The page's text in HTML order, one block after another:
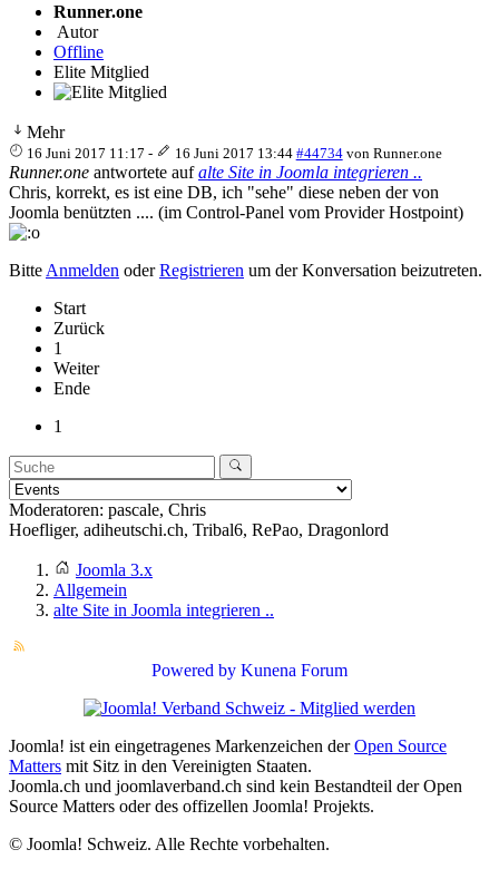
Runner.one
Autor
Offline
Elite Mitglied
Mehr
16 Juni 2017 11:17 - 16 Juni 2017 13:44 #44734 von Runner.one
Runner.one antwortete aufalte Site in Joomla integrieren ..
Chris, korrekt, es ist eine DB, ich "sehe" diese neben der von
Joomla benützten .... (im Control-Panel vom Provider Hostpoint)
Bitte Anmelden oderRegistrieren um der Konversation beizutreten.
Start
Zurück
1
Weiter
Ende
1
Moderatoren: pascale, Chris
Hoefliger, adiheutschi.ch, Tribal6, RePao, Dragonlord
Joomla 3.x
Allgemein
alte Site in Joomla integrieren ..
Powered by Kunena Forum
Joomla! ist ein eingetragenes Markenzeichen derOpen Source
Matters mit Sitz in den Vereinigten Staaten.
Joomla.ch und joomlaverband.ch sind kein Bestandteil der Open
Source Matters oder des offizellen Joomla! Projekts.
© Joomla! Schweiz. Alle Rechte vorbehalten.